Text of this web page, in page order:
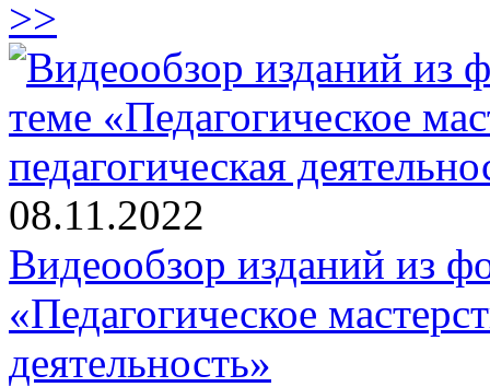
>>
08.11.2022
Видеообзор изданий из
«Педагогическое
деятельность»